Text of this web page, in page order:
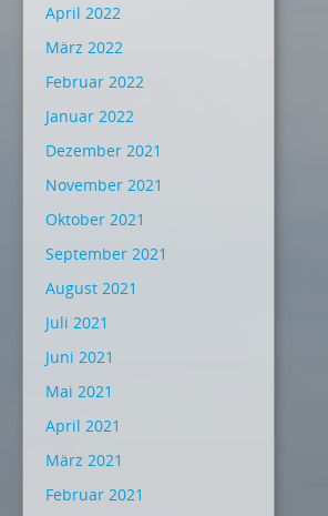
April 2022
März 2022
Februar 2022
Januar 2022
Dezember 2021
November 2021
Oktober 2021
September 2021
August 2021
Juli 2021
Juni 2021
Mai 2021
April 2021
März 2021
Februar 2021